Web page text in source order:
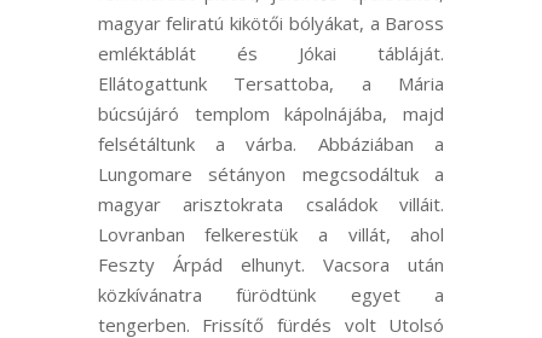
magyar feliratú kikötői bólyákat, a Baross
emléktáblát és Jókai tábláját.
Ellátogattunk Tersattoba, a Mária
búcsújáró templom kápolnájába, majd
felsétáltunk a várba. Abbáziában a
Lungomare sétányon megcsodáltuk a
magyar arisztokrata családok villáit.
Lovranban felkerestük a villát, ahol
Feszty Árpád elhunyt. Vacsora után
közkívánatra fürödtünk egyet a
tengerben. Frissítő fürdés volt Utolsó